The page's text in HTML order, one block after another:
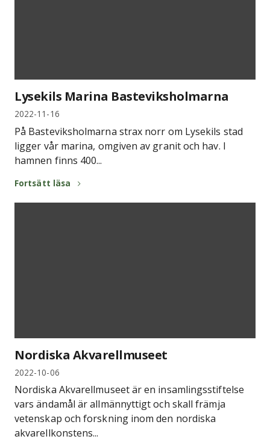
Lysekils Marina Basteviksholmarna
2022-11-16
På Basteviksholmarna strax norr om Lysekils stad
ligger vår marina, omgiven av granit och hav. I
hamnen finns 400...
Fortsätt läsa
Nordiska Akvarellmuseet
2022-10-06
Nordiska Akvarellmuseet är en insamlingsstiftelse
vars ändamål är allmännyttigt och skall främja
vetenskap och forskning inom den nordiska
akvarellkonstens...